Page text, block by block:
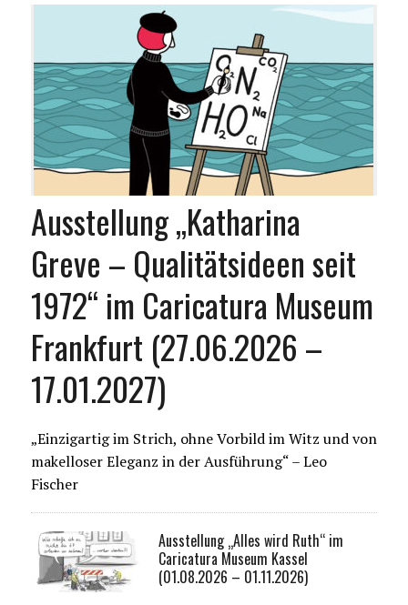
Ausstellung „Katharina
Greve – Qualitätsideen seit
1972“ im Caricatura Museum
Frankfurt (27.06.2026 –
17.01.2027)
„Einzigartig im Strich, ohne Vorbild im Witz und von
makelloser Eleganz in der Ausführung“ – Leo
Fischer
Ausstellung „Alles wird Ruth“ im
Caricatura Museum Kassel
(01.08.2026 – 01.11.2026)